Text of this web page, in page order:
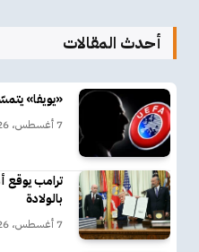
أحدث المقالات
«يويفا»
7 أغسطس، 2026
ترامب يوقع
بالولادة
7 أغسطس، 2026